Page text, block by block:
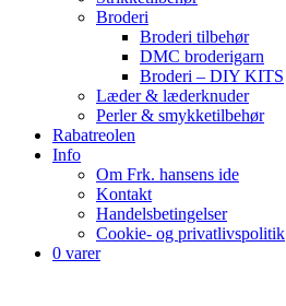
Broderi
Broderi tilbehør
DMC broderigarn
Broderi – DIY KITS
Læder & læderknuder
Perler & smykketilbehør
Rabatreolen
Info
Om Frk. hansens ide
Kontakt
Handelsbetingelser
Cookie- og privatlivspolitik
0 varer